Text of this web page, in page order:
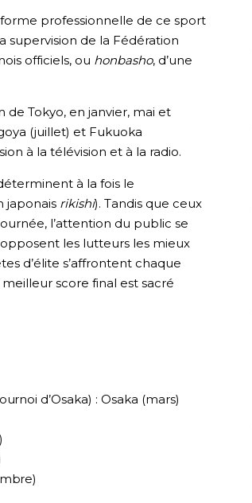
professionnelle de ce sport
supervision de la Fédération
officiels, ou honbasho, d’une
de Tokyo, en janvier, mai et
(juillet) et Fukuoka
à la télévision et à la radio.
à la fois le
japonais rikishi). Tandis que ceux
l’attention du public se
les lutteurs les mieux
d’élite s’affrontent chaque
score final est sacré
d’Osaka) : Osaka (mars)